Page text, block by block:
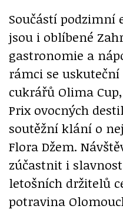
Součástí podzimní
jsou i oblíbené
gastronomie a
rámci se
cukrářů Olima
Prix ovocných
soutěžní klání o
Flora Džem.
zúčastnit i
letošních držitelů
potravina